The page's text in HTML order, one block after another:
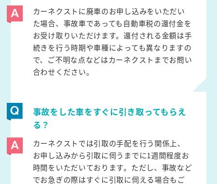
カーネクストに廃車のお申し込みをいただい
た場合、事故車であっても自動車税の還付金を
お受け取りいただけます。還付される金額は手
続きを行う時期や車種によっても異なりますの
で、ご不明な点などはカーネクストまでお問い
合わせください。
事故をした車をすぐに引き取ってもらえ
る？
カーネクストでは引取の手配を行う関係上、
お申し込みから引取に伺うまでに1週間程度お
時間をいただいております。ただし、事故など
でお急ぎの際はすぐに引取に伺える場合もご